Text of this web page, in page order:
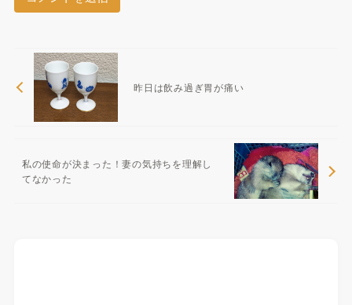
昨日は飲み過ぎ胃が痛い
私の使命が決まった！妻の気持ちを理解し
てなかった